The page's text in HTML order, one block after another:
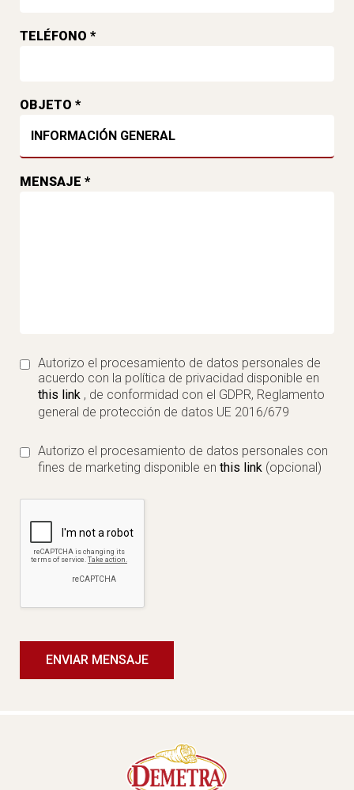
TELÉFONO *
OBJETO *
MENSAJE *
Autorizo el procesamiento de datos personales de
acuerdo con la política de privacidad disponible en
this link , de conformidad con el GDPR, Reglamento
general de protección de datos UE 2016/679
Autorizo el procesamiento de datos personales con
fines de marketing disponible en this link(opcional)
ENVIAR MENSAJE